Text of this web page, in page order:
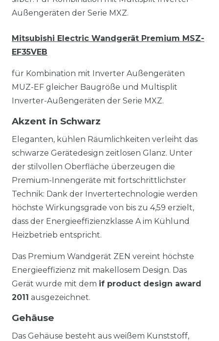
Außengeräten der Serie MXZ.
Mitsubishi Electric Wandgerät Premium MSZ-
EF35VEB
für Kombination mit Inverter Außengeräten
MUZ-EF gleicher Baugröße und Multisplit
Inverter-Außengeräten der Serie MXZ.
Akzent in Schwarz
Eleganten, kühlen Räumlichkeiten verleiht das
schwarze Gerätedesign zeitlosen Glanz. Unter
der stilvollen Oberfläche überzeugen die
Premium-Innengeräte mit fortschrittlichster
Technik: Dank der Invertertechnologie werden
höchste Wirkungsgrade von bis zu 4,59 erzielt,
dass der Energieeffizienzklasse A im Kühlund
Heizbetrieb entspricht.
Das Premium Wandgerät ZEN vereint höchste
Energieeffizienz mit makellosem Design. Das
Gerät wurde mit dem if product design award
2011 ausgezeichnet.
Gehäuse
Das Gehäuse besteht aus weißem Kunststoff,